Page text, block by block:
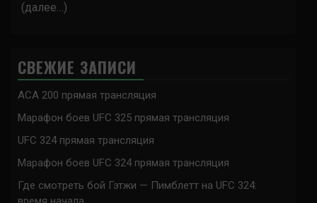
(далее…)
СВЕЖИЕ ЗАПИСИ
ACA 200 прямая трансляция
Марафон боев UFC 325 прямая трансляция
UFC 324 прямая трансляция
Марафон боев UFC 324 прямая трансляция
Где смотреть бой Гэтжи — Пимблетт на UFC 324: